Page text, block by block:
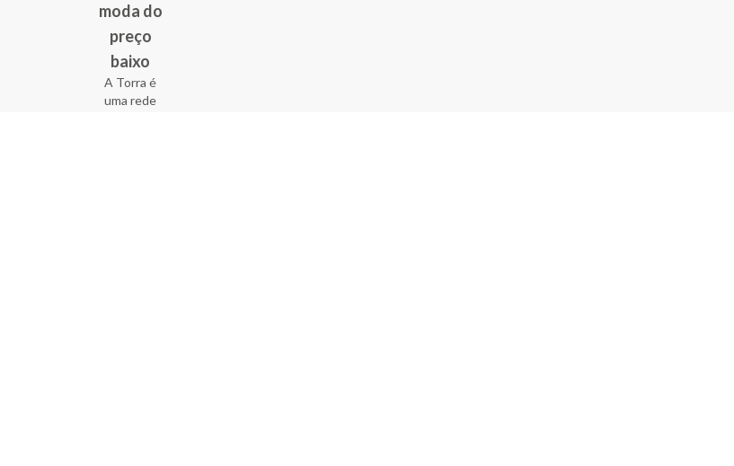
moda do
preço
baixo
A Torra é
uma rede